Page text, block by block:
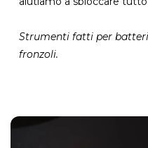
Strumenti fatti per
fronzoli.